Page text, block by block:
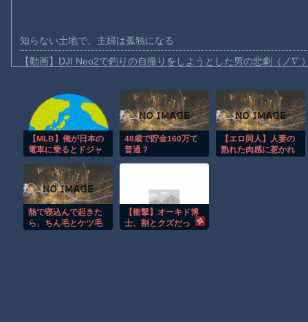
知らない土地で、主婦は孤独になる
【動画】DJI Neo2で釣りの自撮りをしようとした男の悲劇（ノ∇`
お前らがメイドイン韓国で認めてるもの 「キムチ」あと3つは？
AmazonのアツさMax！心も踊る「マンガ毎週末セール（50%還
【動画】これはお見事。中国重慶市で珍しい事故が撮影される。
【動画】ロシア軍のドローンをネット発射装置で撃墜するウクラ
【動画】逃げる判断はやっ！埼玉でスマホ運転のプリウスに当て
渡邊渚さん「私がPTSDと診断された当時、世間はまだPTSDと
【MLB】俺が日本の
電車に乗るとドジャ
んだが → 「そのまま
電車に乗り続けろ」
「日本に引っ越させ
るためのクラファン
を立ち上げようぜ」
48歳で貯金160万て
普通？
【エロ同人】人妻の
熟れた肉感に惹かれ
熱で寝込んで起きた
ら、ちん毛とケツ毛
【衝撃】オーキド博
士、割とクズだっ